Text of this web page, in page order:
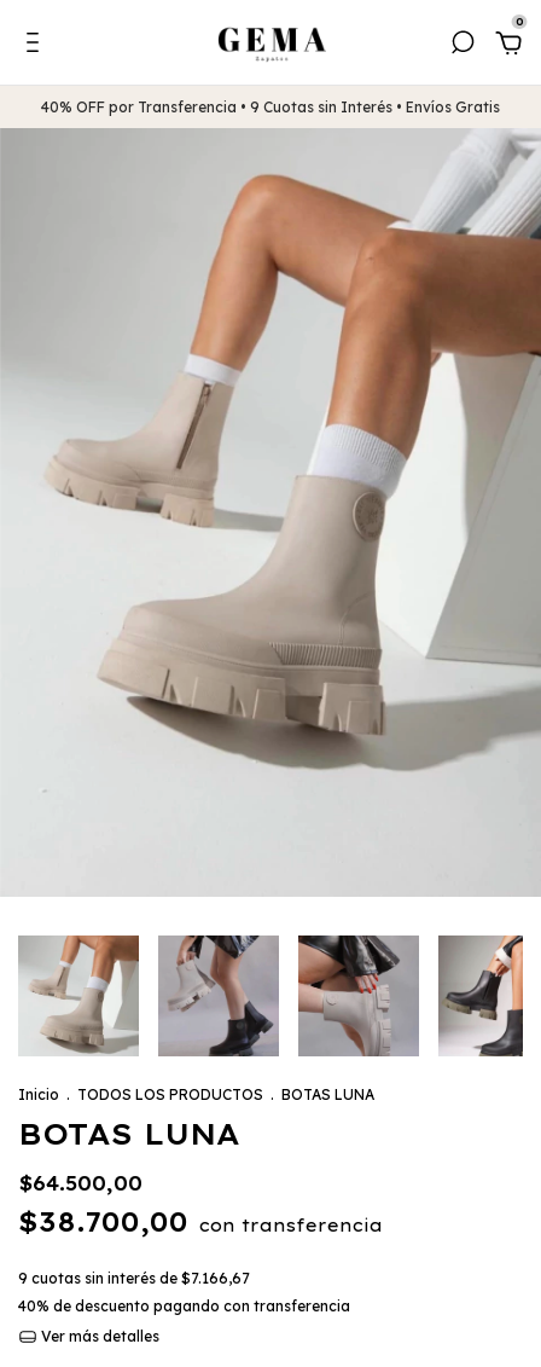
0
40% OFF por Transferencia • 9 Cuotas sin Interés • Envíos Gratis
Inicio . TODOS LOS PRODUCTOS . BOTAS LUNA
BOTAS LUNA
$64.500,00
$38.700,00 con transferencia
9 cuotas sin interés de $7.166,67
40% de descuento pagando con transferencia
Ver más detalles